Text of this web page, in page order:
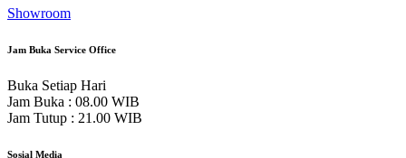
Showroom
Jam Buka Service Office
Buka Setiap Hari
Jam Buka : 08.00 WIB
Jam Tutup : 21.00 WIB
Sosial Media